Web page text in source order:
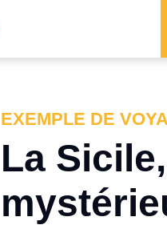
EXEMPLE DE
La